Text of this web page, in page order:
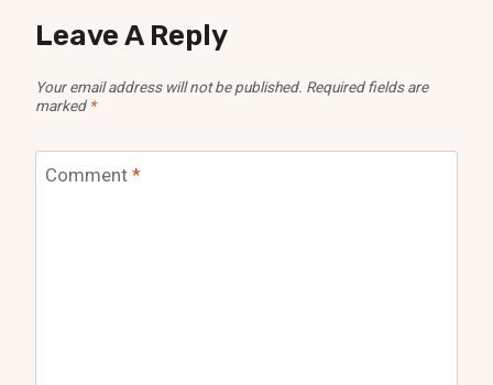
Leave A Reply
Your email address will not be published. Required fields are
marked *
Comment *